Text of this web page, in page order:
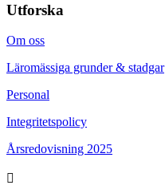
Utforska
Om oss
Läromässiga grunder & stadgar
Personal
Integritetspolicy
Årsredovisning 2025
